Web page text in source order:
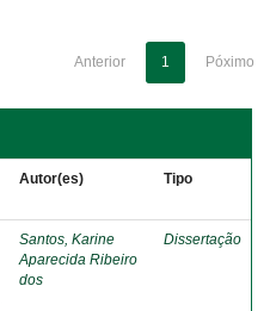
Anterior 1 Póximo
Autor(es) Tipo
Santos, Karine
Aparecida Ribeiro
dos
Dissertação